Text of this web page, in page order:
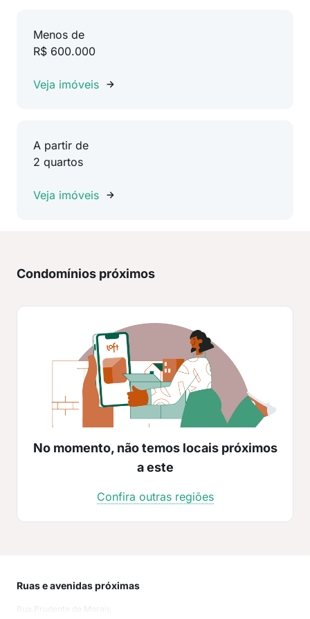
Menos de
R$ 600.000
Veja imóveis
A partir de
2 quartos
Veja imóveis
Condomínios próximos
No momento, não temos locais próximos
a este
Confira outras regiões
Ruas e avenidas próximas
Rua Prudente de Morais